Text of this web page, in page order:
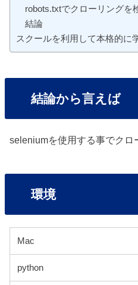
robots.txtでクローリングを
結論
スクールを利用して本格的に
結論から言えば
seleniumを使用する事でクロ
環境
Mac
python